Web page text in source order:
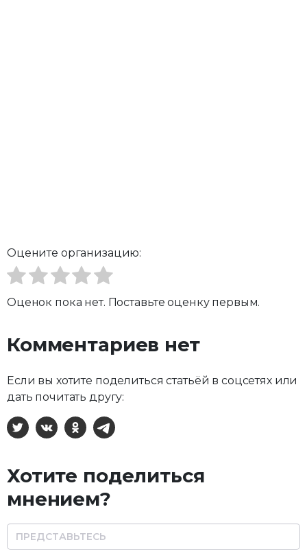
Оцените организацию:
Оценок пока нет. Поставьте оценку первым.
Комментариев нет
Если вы хотите поделиться статьёй в соцсетях или
дать почитать другу:
X ВКонтактеОдноклассники
Telegram
Хотите поделиться
мнением?
Name